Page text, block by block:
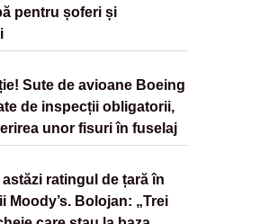
pentru șoferi și
Sute de avioane Boeing
de inspecții obligatorii,
unor fisuri în fuselaj
ratingul de țară în
Moody’s. Bolojan: „Trei